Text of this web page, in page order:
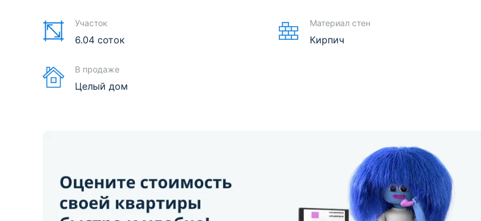
Участок
6.04 соток
В продаже
Целый дом
Материал стен
Кирпич